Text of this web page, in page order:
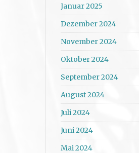
Januar 2025
Dezember 2024
November 2024
Oktober 2024
September 2024
August 2024
Juli 2024
Juni 2024
Mai 2024